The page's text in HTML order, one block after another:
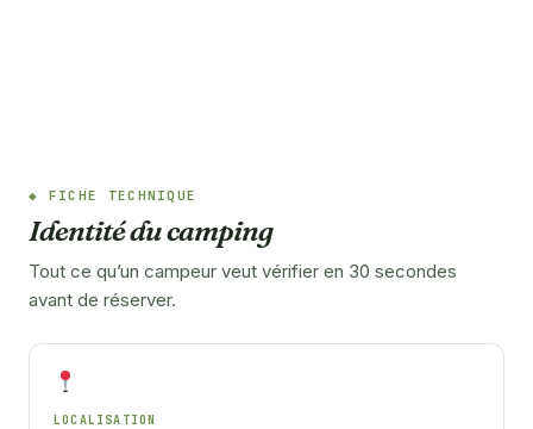
FICHE TECHNIQUE
Identité du camping
Tout ce qu’un campeur veut vérifier en 30 secondes
avant de réserver.
LOCALISATION